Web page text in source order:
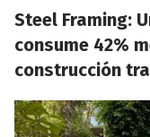
Steel Framing:
consume 42%
construcción